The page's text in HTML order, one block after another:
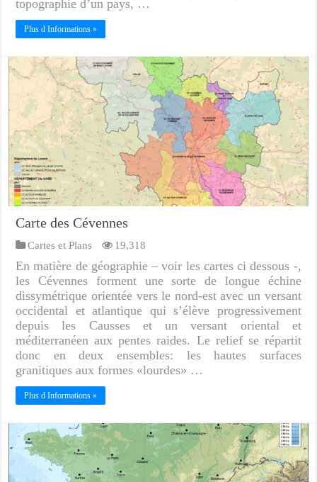
topographie d’un pays, …
Plus d Informations »
Carte des Cévennes
Cartes et Plans 19,318
En matière de géographie – voir les cartes ci dessous -,
les Cévennes forment une sorte de longue échine
dissymétrique orientée vers le nord-est avec un versant
occidental et atlantique qui s’élève progressivement
depuis les Causses et un versant oriental et
méditerranéen aux pentes raides. Le relief se répartit
donc en deux ensembles: les hautes surfaces
granitiques aux formes «lourdes» …
Plus d Informations »